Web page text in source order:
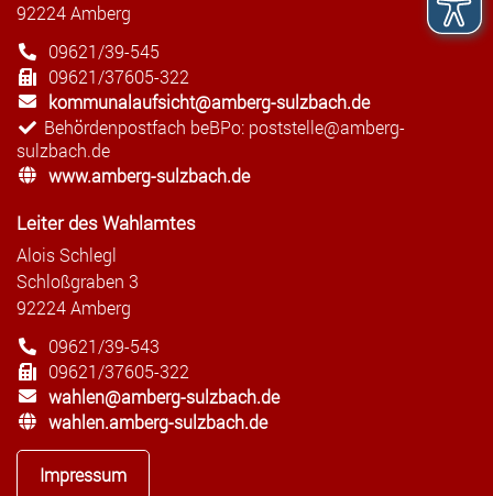
92224 Amberg
09621/39-545
09621/37605-322
kommunalaufsicht@amberg-sulzbach.de
Behördenpostfach beBPo: poststelle@amberg-
sulzbach.de
www.amberg-sulzbach.de
Leiter des Wahlamtes
Alois Schlegl
Schloßgraben 3
92224 Amberg
09621/39-543
09621/37605-322
wahlen@amberg-sulzbach.de
wahlen.amberg-sulzbach.de
Impressum